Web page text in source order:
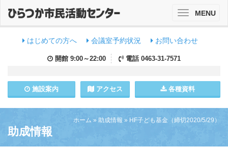
はじめての方へ 会議室予約状況 お問い合わせ
開館 9:00～22:00 電話 0463-31-7571
施設案内 アクセス 各種資料
ToggleMENU
ホーム » 助成情報 » HF子ども基金（締切2020/5/29）
助成情報